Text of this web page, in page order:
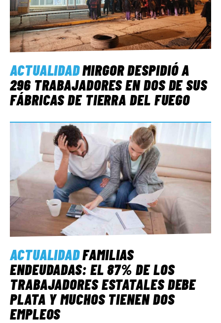
ACTUALIDADMIRGOR DESPIDIÓ A
296 TRABAJADORES EN DOS DE SUS
FÁBRICAS DE TIERRA DEL FUEGO
ACTUALIDADFAMILIAS
ENDEUDADAS: EL 87% DE LOS
TRABAJADORES ESTATALES DEBE
PLATA Y MUCHOS TIENEN DOS
EMPLEOS